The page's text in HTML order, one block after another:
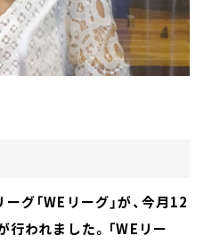
グ「WEリーグ」が、今月12
われました。「WEリー